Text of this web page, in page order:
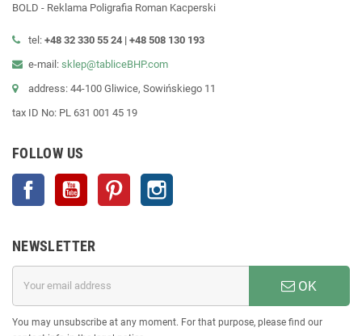
BOLD - Reklama Poligrafia Roman Kacperski
tel: +48 32 330 55 24 | +48 508 130 193
e-mail: sklep@tabliceBHP.com
address: 44-100 Gliwice, Sowińskiego 11
tax ID No: PL 631 001 45 19
FOLLOW US
Facebook YouTube Pinterest
NEWSLETTER
OK
You may unsubscribe at any moment. For that purpose, please find our